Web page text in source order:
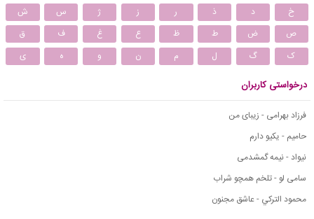
خ
د ذ ر ز ژ س
ش
ص
ض ط ظ ع غ ف
ق
ک
گ ل م ن و ه ی
درخواستی کاربران
فرزاد بهرامی - زیبای من
حامیم - یکیو دارم
نیواد - نیمه گمشدمی
سامی لو - تلخم همچو شراب
محمود التركي - عاشق مجنون